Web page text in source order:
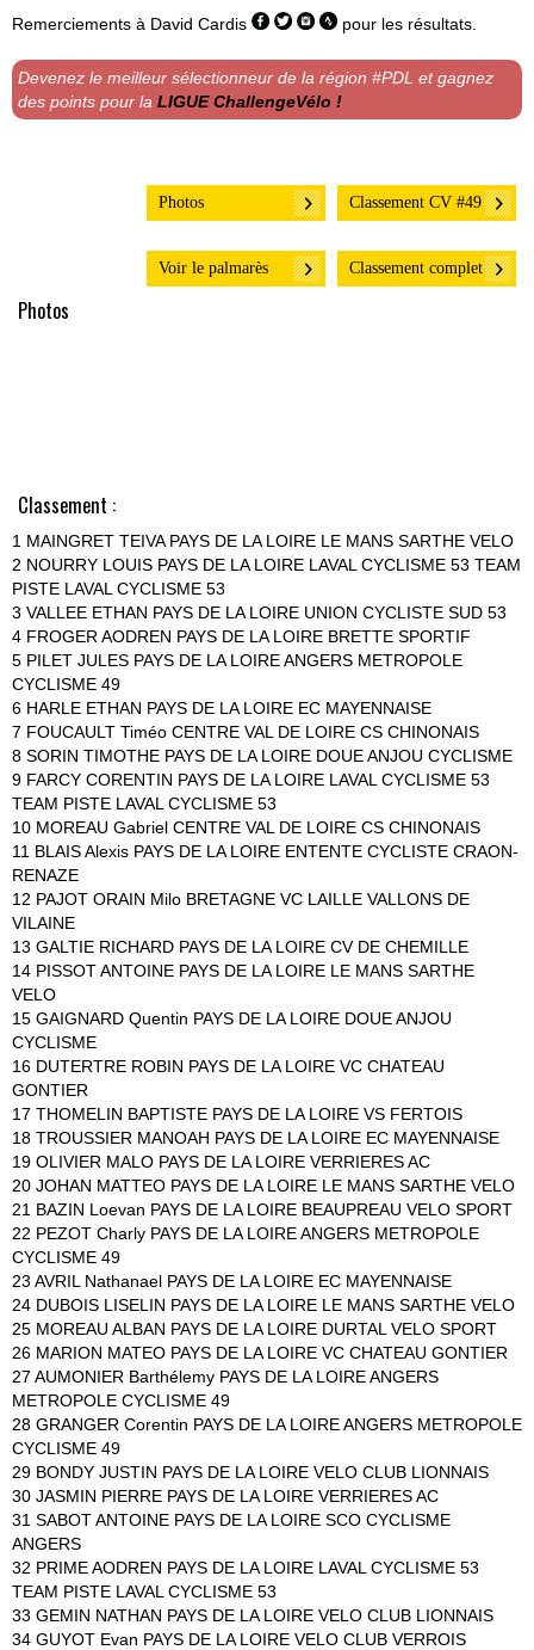
Remerciements à David Cardis pour les résultats.
Devenez le meilleur sélectionneur de la région #PDL et gagnez
des points pour la LIGUE ChallengeVélo !
Classement CV #49
Photos
Classement complet
Voir le palmarès
Photos
Classement :
1 MAINGRET TEIVA PAYS DE LA LOIRE LE MANS SARTHE VELO
2 NOURRY LOUIS PAYS DE LA LOIRE LAVAL CYCLISME 53 TEAM
PISTE LAVAL CYCLISME 53
3 VALLEE ETHAN PAYS DE LA LOIRE UNION CYCLISTE SUD 53
4 FROGER AODREN PAYS DE LA LOIRE BRETTE SPORTIF
5 PILET JULES PAYS DE LA LOIRE ANGERS METROPOLE
CYCLISME 49
6 HARLE ETHAN PAYS DE LA LOIRE EC MAYENNAISE
7 FOUCAULT Timéo CENTRE VAL DE LOIRE CS CHINONAIS
8 SORIN TIMOTHE PAYS DE LA LOIRE DOUE ANJOU CYCLISME
9 FARCY CORENTIN PAYS DE LA LOIRE LAVAL CYCLISME 53
TEAM PISTE LAVAL CYCLISME 53
10 MOREAU Gabriel CENTRE VAL DE LOIRE CS CHINONAIS
11 BLAIS Alexis PAYS DE LA LOIRE ENTENTE CYCLISTE CRAON-
RENAZE
12 PAJOT ORAIN Milo BRETAGNE VC LAILLE VALLONS DE
VILAINE
13 GALTIE RICHARD PAYS DE LA LOIRE CV DE CHEMILLE
14 PISSOT ANTOINE PAYS DE LA LOIRE LE MANS SARTHE
VELO
15 GAIGNARD Quentin PAYS DE LA LOIRE DOUE ANJOU
CYCLISME
16 DUTERTRE ROBIN PAYS DE LA LOIRE VC CHATEAU
GONTIER
17 THOMELIN BAPTISTE PAYS DE LA LOIRE VS FERTOIS
18 TROUSSIER MANOAH PAYS DE LA LOIRE EC MAYENNAISE
19 OLIVIER MALO PAYS DE LA LOIRE VERRIERES AC
20 JOHAN MATTEO PAYS DE LA LOIRE LE MANS SARTHE VELO
21 BAZIN Loevan PAYS DE LA LOIRE BEAUPREAU VELO SPORT
22 PEZOT Charly PAYS DE LA LOIRE ANGERS METROPOLE
CYCLISME 49
23 AVRIL Nathanael PAYS DE LA LOIRE EC MAYENNAISE
24 DUBOIS LISELIN PAYS DE LA LOIRE LE MANS SARTHE VELO
25 MOREAU ALBAN PAYS DE LA LOIRE DURTAL VELO SPORT
26 MARION MATEO PAYS DE LA LOIRE VC CHATEAU GONTIER
27 AUMONIER Barthélemy PAYS DE LA LOIRE ANGERS
METROPOLE CYCLISME 49
28 GRANGER Corentin PAYS DE LA LOIRE ANGERS METROPOLE
CYCLISME 49
29 BONDY JUSTIN PAYS DE LA LOIRE VELO CLUB LIONNAIS
30 JASMIN PIERRE PAYS DE LA LOIRE VERRIERES AC
31 SABOT ANTOINE PAYS DE LA LOIRE SCO CYCLISME
ANGERS
32 PRIME AODREN PAYS DE LA LOIRE LAVAL CYCLISME 53
TEAM PISTE LAVAL CYCLISME 53
33 GEMIN NATHAN PAYS DE LA LOIRE VELO CLUB LIONNAIS
34 GUYOT Evan PAYS DE LA LOIRE VELO CLUB VERROIS